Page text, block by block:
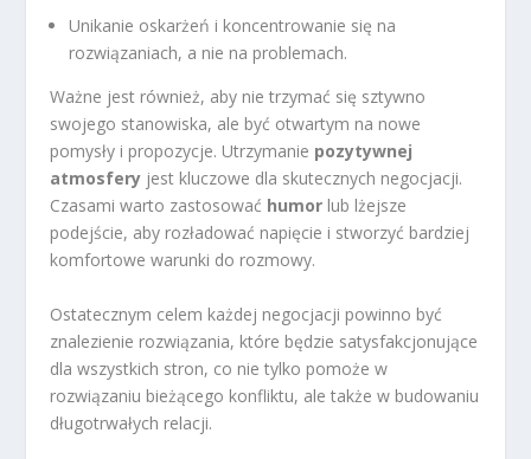
Unikanie oskarżeń i koncentrowanie się na
rozwiązaniach, a nie na problemach.
Ważne jest również, aby nie trzymać się sztywno
swojego stanowiska, ale być otwartym na nowe
pomysły i propozycje. Utrzymanie pozytywnej
atmosfery jest kluczowe dla skutecznych negocjacji.
Czasami warto zastosować humor lub lżejsze
podejście, aby rozładować napięcie i stworzyć bardziej
komfortowe warunki do rozmowy.
Ostatecznym celem każdej negocjacji powinno być
znalezienie rozwiązania, które będzie satysfakcjonujące
dla wszystkich stron, co nie tylko pomoże w
rozwiązaniu bieżącego konfliktu, ale także w budowaniu
długotrwałych relacji.